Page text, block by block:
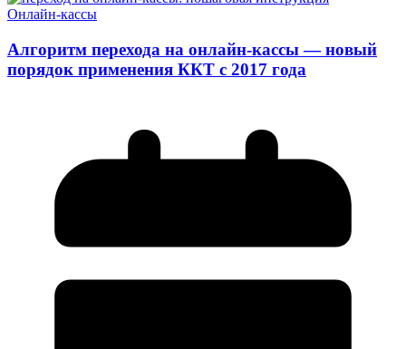
Онлайн-кассы
Алгоритм перехода на онлайн-кассы — новый
порядок применения ККТ с 2017 года